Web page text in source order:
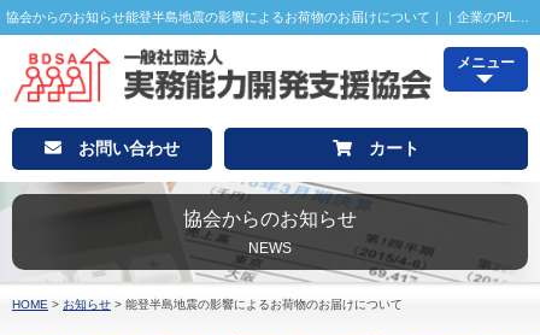
メニュー
お問い合わせ カート
協会からのお知らせ
NEWS
HOME > お知らせ > 能登半島地震の影響によるお荷物のお届けについて